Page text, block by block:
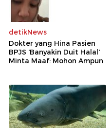
detikNews
Dokter yang Hina Pasien
BPJS 'Banyakin Duit Halal'
Minta Maaf: Mohon Ampun